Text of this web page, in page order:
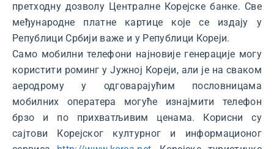
претходну дозволу Централне Корејске банке. Све
међународне платне картице које се издају у
Републици Србији важе и у Републици Кореји.
Само мобилни телефони најновије генерације могу
користити роминг у Јужној Кореји, али је на сваком
аеродрому у одговарајућим пословницама
мобилних оператера могуће изнајмити телефон
брзо и по прихватљивим ценама. Корисни су
сајтови Корејског културног и информационог